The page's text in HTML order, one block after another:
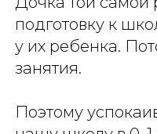
подготовку к
у их ребенка.
занятия.
Поэтому